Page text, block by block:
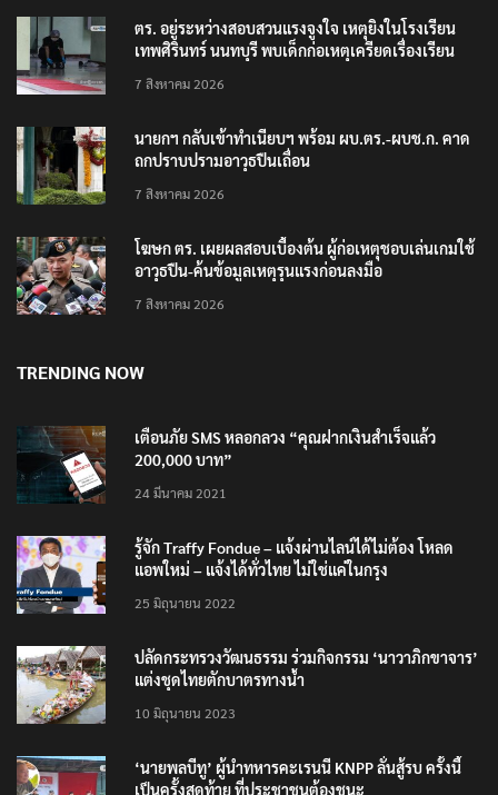
ตร. อยู่ระหว่างสอบสวนแรงจูงใจ เหตุยิงในโรงเรียน
เทพศิรินทร์ นนทบุรี พบเด็กก่อเหตุเครียดเรื่องเรียน
7 สิงหาคม 2026
นายกฯ กลับเข้าทำเนียบฯ พร้อม ผบ.ตร.-ผบช.ก. คาด
ถกปราบปรามอาวุธปืนเถื่อน
7 สิงหาคม 2026
โฆษก ตร. เผยผลสอบเบื้องต้น ผู้ก่อเหตุชอบเล่นเกมใช้
อาวุธปืน-ค้นข้อมูลเหตุรุนแรงก่อนลงมือ
7 สิงหาคม 2026
TRENDING NOW
เตือนภัย SMS หลอกลวง “คุณฝากเงินสำเร็จแล้ว
200,000 บาท”
24 มีนาคม 2021
รู้จัก Traffy Fondue – แจ้งผ่านไลน์ได้ไม่ต้อง โหลด
แอพใหม่ – แจ้งได้ทั่วไทย ไม่ใช่แค่ในกรุง
25 มิถุนายน 2022
ปลัดกระทรวงวัฒนธรรม ร่วมกิจกรรม ‘นาวาภิกขาจาร’
แต่งชุดไทยตักบาตรทางน้ำ
10 มิถุนายน 2023
‘นายพลบีทู’ ผู้นำทหารคะเรนนี KNPP ลั่นสู้รบ ครั้งนี้
เป็นครั้งสุดท้าย ที่ประชาชนต้องชนะ